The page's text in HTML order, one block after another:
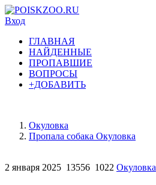
Вход
ГЛАВНАЯ
НАЙДЕННЫЕ
ПРОПАВШИЕ
ВОПРОСЫ
+ДОБАВИТЬ
Окуловка
Пропала собака Окуловка
2 января 2025 13556 1022 Окуловка